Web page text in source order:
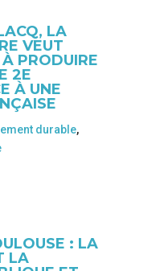
LA
VEUT
PRODUIRE
2E
À UNE
durable,
: LA
LA